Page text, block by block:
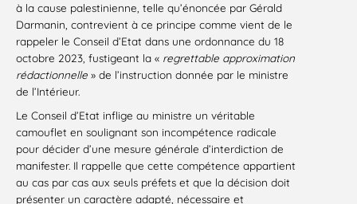
à la cause palestinienne, telle qu’énoncée par Gérald
Darmanin, contrevient à ce principe comme vient de le
rappeler le Conseil d’Etat dans une ordonnance du 18
octobre 2023, fustigeant la « regrettable approximation
rédactionnelle » de l’instruction donnée par le ministre
de l’Intérieur.
Le Conseil d’Etat inflige au ministre un véritable
camouflet en soulignant son incompétence radicale
pour décider d’une mesure générale d’interdiction de
manifester. Il rappelle que cette compétence appartient
au cas par cas aux seuls préfets et que la décision doit
présenter un caractère adapté, nécessaire et